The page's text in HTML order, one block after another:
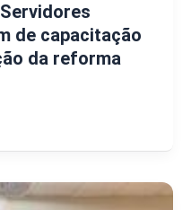
de capacitação
da reforma